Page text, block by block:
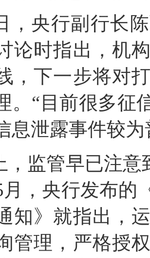
，央行副行长
论时指出，机
，下一步将对
。“目前很多征
息泄露事件较
，监管早已注意
月，央行发布的
知》就指出，
管理，严格授